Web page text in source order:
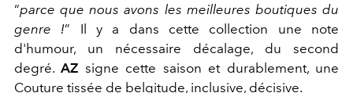
“parce que nous avons les meilleures boutiques du
genre !” Il y a dans cette collection une note
d'humour, un nécessaire décalage, du second
degré.AZ signe cette saison et durablement, une
Couture tissée de belgitude, inclusive, décisive.